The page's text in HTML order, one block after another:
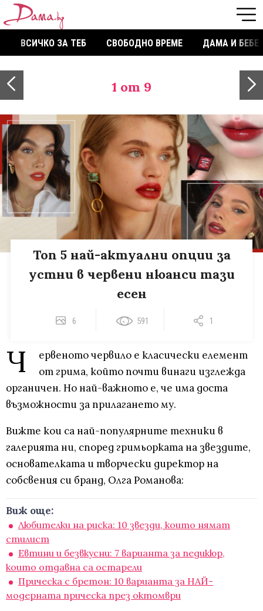
ВСИЧКО ЗА ТЕБ СВОБОДНО ВРЕМЕ ДАМА И БЕБЕ
1 от 9
Топ 5 най-актуални опции за
устни в червени нюанси тази
есен
6 591 1
Ч
ервеното червило е класически елемент
от грима, който почти винаги изглежда
органичен. Но най-важното е, че има доста
възможности за прилагането му.
Вижте кои са най-популярните техники в
галерията ни, според гримьорката на звездите,
основателката и творчески директор на
собсвения си бранд, Олга Романова:
Виж още:
Любителки на риска: 10 звезди, които нямат
стилист
Евтини и безвкусни: 7 варианта за педикюр,
които отдавна са остарели
Прическа с бретон: 10 варианта за НАЙ-
модерната прическа през октомври